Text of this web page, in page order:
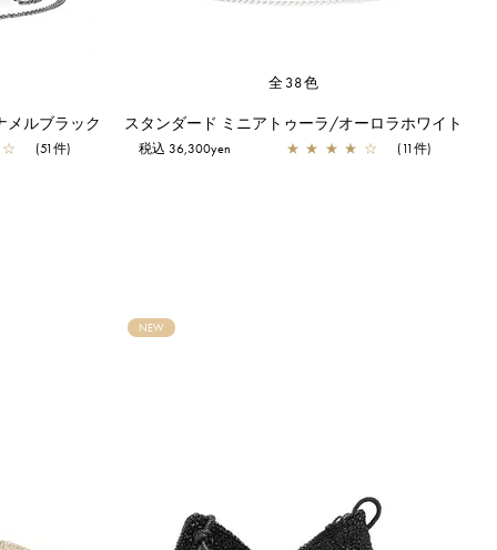
ルブラック
☆ (51件)
全38色
スタンダード ミニアトゥーラ/オーロラホワイト
税込 36,300yen ★ ★ ★ ★ ☆ (11件)
NEW